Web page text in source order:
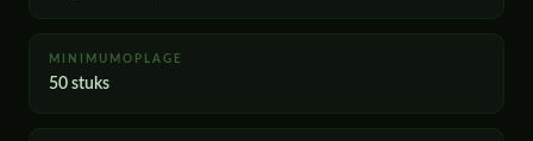
MINIMUMOPLAGE
50 stuks